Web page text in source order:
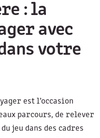
: la
avec
votre
est l’occasion
parcours, de relever
jeu dans des cadres